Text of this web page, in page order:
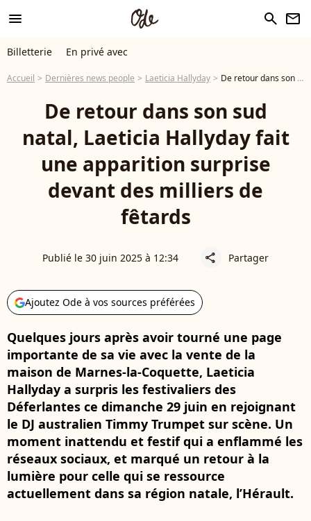
menu search newsletter
Billetterie En privé avec
Accueil Dernières news people Laeticia Hallyday De retour dans son sud natal, Laeticia Hallyday fait une apparition surprise devant des milliers de fêtards
De retour dans son sud
natal, Laeticia Hallyday fait
une apparition surprise
devant des milliers de
fêtards
Publié le 30 juin 2025 à 12:34 share Partager
Ajoutez Ode à vos sources préférées
Quelques jours après avoir tourné une page
importante de sa vie avec la vente de la
maison de Marnes-la-Coquette, Laeticia
Hallyday a surpris les festivaliers des
Déferlantes ce dimanche 29 juin en rejoignant
le DJ australien Timmy Trumpet sur scène. Un
moment inattendu et festif qui a enflammé les
réseaux sociaux, et marqué un retour à la
lumière pour celle qui se ressource
actuellement dans sa région natale, l’Hérault.